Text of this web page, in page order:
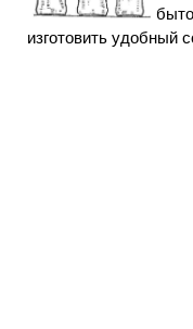
изготовить удобный